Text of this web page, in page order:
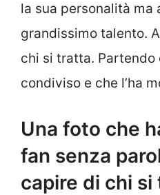
la sua personalità ma
grandissimo talento.
chi si tratta. Partendo
condiviso e che l’ha
Una foto che
fan senza
capire di chi si